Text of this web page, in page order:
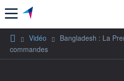
Menu
Vidéo
Bangladesh : La
commandes